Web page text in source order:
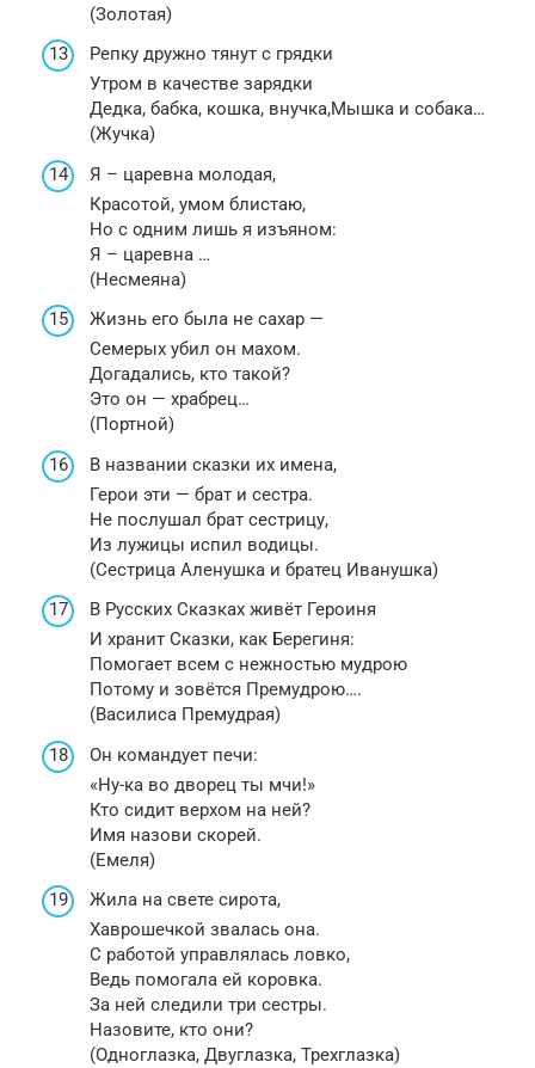
(Золотая)
Репку дружно тянут с грядки
Утром в качестве зарядки
Дедка, бабка, кошка, внучка,Мышка и собака…
(Жучка)
Я – царевна молодая,
Красотой, умом блистаю,
Но с одним лишь я изъяном:
Я – царевна …
(Несмеяна)
Жизнь его была не сахар —
Семерых убил он махом.
Догадались, кто такой?
Это он — храбрец…
(Портной)
В названии сказки их имена,
Герои эти — брат и сестра.
Не послушал брат сестрицу,
Из лужицы испил водицы.
(Сестрица Аленушка и братец Иванушка)
В Русских Сказках живёт Героиня
И хранит Сказки, как Берегиня:
Помогает всем с нежностью мудрою
Потому и зовётся Премудрою….
(Василиса Премудрая)
Он командует печи:
«Ну-ка во дворец ты мчи!»
Кто сидит верхом на ней?
Имя назови скорей.
(Емеля)
Жила на свете сирота,
Хаврошечкой звалась она.
С работой управлялась ловко,
Ведь помогала ей коровка.
За ней следили три сестры.
Назовите, кто они?
(Одноглазка, Двуглазка, Трехглазка)